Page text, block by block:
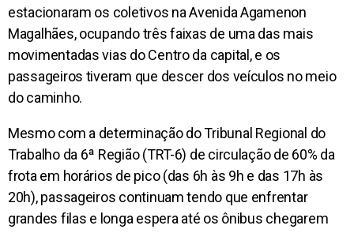
estacionaram os coletivos na Avenida Agamenon
Magalhães, ocupando três faixas de uma das mais
movimentadas vias do Centro da capital, e os
passageiros tiveram que descer dos veículos no meio
do caminho.
Mesmo com a determinação do Tribunal Regional do
Trabalho da 6ª Região (TRT-6) de circulação de 60% da
frota em horários de pico (das 6h às 9h e das 17h às
20h), passageiros continuam tendo que enfrentar
grandes filas e longa espera até os ônibus chegarem